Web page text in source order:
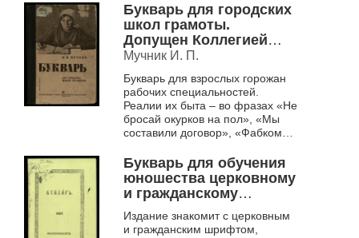
Букварь для городских
школ грамоты.
Допущен Коллегией
НКП РСФСР.
Мучник И. П.
Букварь для взрослых горожан
рабочих специальностей.
Реалии их быта – во фразах «Не
бросай окурков на пол», «Мы
составили договор», «Фабком
столовой». В учебник
интегрированы св...
Букварь для обучения
юношества церковному
и гражданскому
чтению.
Издание знакомит с церковным
и гражданским шрифтом,